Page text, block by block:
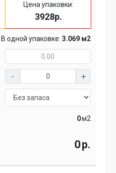
Цена упаковки:
3928р.
В одной упаковке: 3.069 м2
м2
р.